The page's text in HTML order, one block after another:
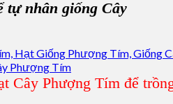
tự nhân giống Cây
Cây Phượng Tím để